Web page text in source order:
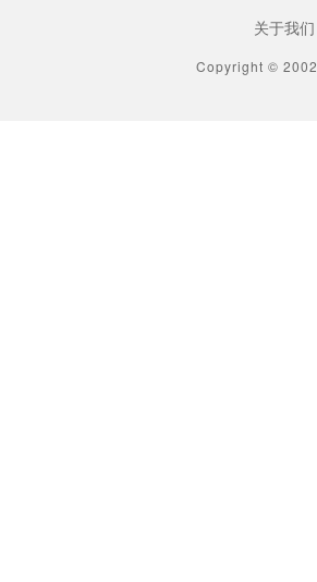
关于我们
Copyright ©